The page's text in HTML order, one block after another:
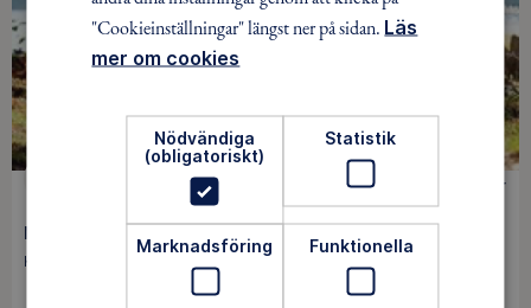
FRILUFTSEVENT 0 kr
Månadsövernattning augusti i Kinda
Kinda / Pågår mellan 14 aug - 15 aug
"Cookieinställningar" längst ner på sidan. Läs
mer om cookies
Nödvändiga
(obligatoriskt)
Statistik
Marknadsföring Funktionella